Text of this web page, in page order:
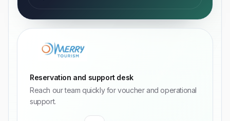
Reservation and support desk
Reach our team quickly for voucher and operational
support.